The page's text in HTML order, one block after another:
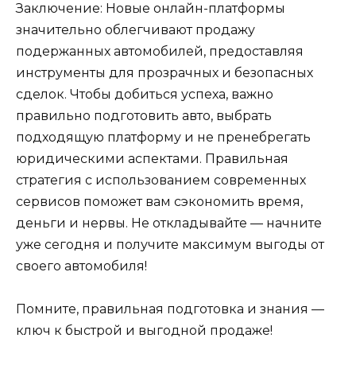
Заключение: Новые онлайн-платформы
значительно облегчивают продажу
подержанных автомобилей, предоставляя
инструменты для прозрачных и безопасных
сделок. Чтобы добиться успеха, важно
правильно подготовить авто, выбрать
подходящую платформу и не пренебрегать
юридическими аспектами. Правильная
стратегия с использованием современных
сервисов поможет вам сэкономить время,
деньги и нервы. Не откладывайте — начните
уже сегодня и получите максимум выгоды от
своего автомобиля!
Помните, правильная подготовка и знания —
ключ к быстрой и выгодной продаже!